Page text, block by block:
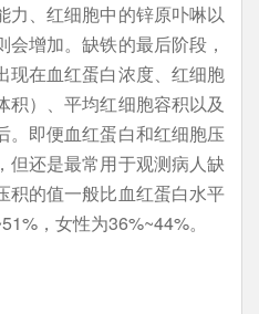
力、红细胞中的锌原卟啉以
增加。缺铁的最后阶段，
现在血红蛋白浓度、红细胞
积）、平均红细胞容积以及
。即便血红蛋白和红细胞压
但还是最常用于观测病人缺
积的值一般比血红蛋白水平
，女性为36%~44%。